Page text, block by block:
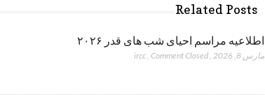
Related Posts
اطلاعیه مراسم احیای شب های قدر ۲۰۲۶
مارس 8, 2026 ,
ircc, Comment Closed